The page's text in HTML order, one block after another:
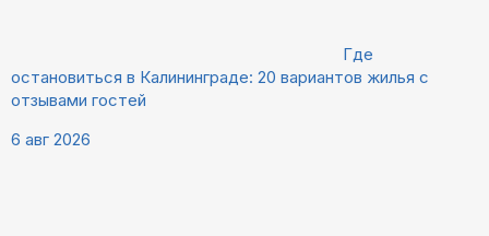
Где
остановиться в Калининграде: 20 вариантов жилья с
отзывами гостей
6 авг 2026